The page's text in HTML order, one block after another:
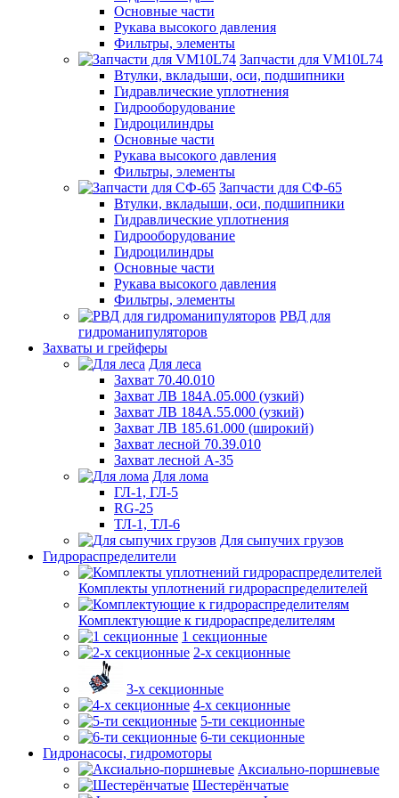
Основные части
Рукава высокого давления
Фильтры, элементы
Запчасти для VM10L74
Втулки, вкладыши, оси, подшипники
Гидравлические уплотнения
Гидрооборудование
Гидроцилиндры
Основные части
Рукава высокого давления
Фильтры, элементы
Запчасти для СФ-65
Втулки, вкладыши, оси, подшипники
Гидравлические уплотнения
Гидрооборудование
Гидроцилиндры
Основные части
Рукава высокого давления
Фильтры, элементы
РВД для
гидроманипуляторов
Захваты и грейферы
Для леса
Захват 70.40.010
Захват ЛВ 184А.05.000 (узкий)
Захват ЛВ 184А.55.000 (узкий)
Захват ЛВ 185.61.000 (широкий)
Захват лесной 70.39.010
Захват лесной А-35
Для лома
ГЛ-1, ГЛ-5
RG-25
ТЛ-1, ТЛ-6
Для сыпучих грузов
Гидрораспределители
Комплекты уплотнений гидрораспределителей
Комплектующие к гидрораспределителям
1 секционные
2-х секционные
3-х секционные
4-х секционные
5-ти секционные
6-ти секционные
Гидронасосы, гидромоторы
Аксиально-поршневые
Шестерёнчатые